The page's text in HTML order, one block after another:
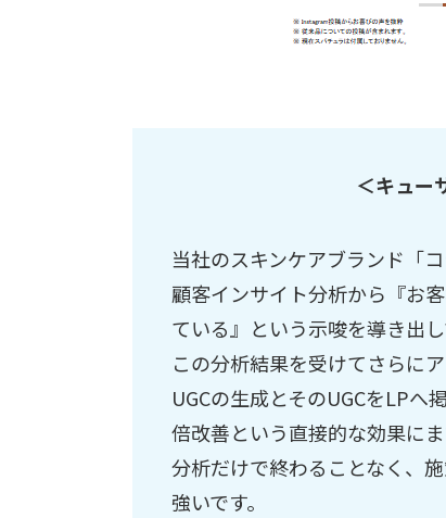
＜キュー
当社のスキンケアブランド「
顧客インサイト分析から『お
ている』という示唆を導き出
この分析結果を受けてさらに
UGCの生成とそのUGCをLPへ
倍改善という直接的な効果に
分析だけで終わることなく、
強いです。